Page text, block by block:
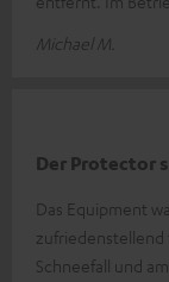
Michael M.
Der Protector
Das Equipment
Schneefall und